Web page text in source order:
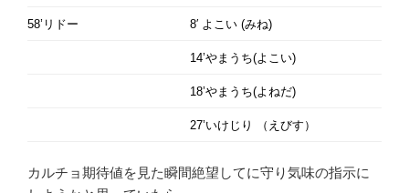
58’リドー 8′ よこい (みね)
14’やまうち(よこい)
18’やまうち(よねだ)
27’いけじり （えびす）
カルチョ期待値を見た瞬間絶望してに守り気味の指示に